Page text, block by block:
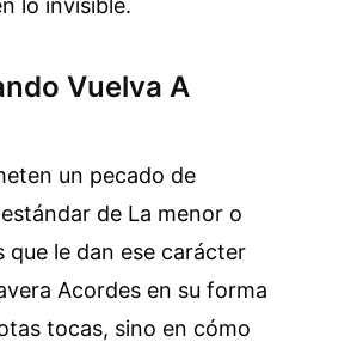
lo invisible.
Vuelva A
un pecado de
de La menor o
que le dan ese carácter
Acordes en su forma
tocas, sino en cómo